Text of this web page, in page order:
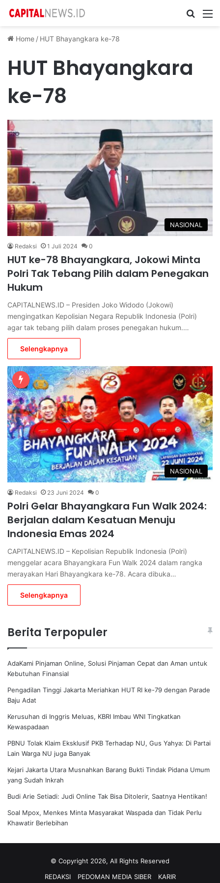
Cari ...
Home / HUT Bhayangkara ke-78
HUT Bhayangkara
ke-78
NASIONAL
Redaksi 1 Juli 2024 0
HUT ke-78 Bhayangkara, Jokowi Minta
Polri Tak Tebang Pilih dalam Penegakan
Hukum
CAPITALNEWS.ID – Presiden Joko Widodo (Jokowi)
mengingatkan Kepolisian Negara Republik Indonesia (Polri)
agar tak tebang pilih dalam proses penegakan hukum.…
Selengkapnya
NASIONAL
Redaksi 23 Juni 2024 0
Polri Gelar Bhayangkara Fun Walk 2024:
Berjalan dalam Kesatuan Menuju
Indonesia Emas 2024
CAPITALNEWS.ID – Kepolisian Republik Indonesia (Polri)
menggelar acara Bhayangkara Fun Walk 2024 dalam rangka
merayakan Hari Bhayangkara ke-78. Acara dibuka…
Selengkapnya
Berita Terpopuler
AdaKami Pinjaman Online, Solusi Pinjaman Cepat dan Aman untuk
Kebutuhan Finansial
Pengadilan Tinggi Jakarta Meriahkan HUT RI ke-79 dengan Parade
Baju Adat
Kerusuhan di Inggris Meluas, KBRI Imbau WNI Tingkatkan
Kewaspadaan
PBNU Tolak Klaim Eksklusif PKB Terhadap NU, Gus Yahya: Di Partai
Lain Warga NU juga Banyak
Kejari Jakarta Utara Musnahkan Barang Bukti Tindak Pidana Umum
yang Sudah Inkrah
Budi Arie Setiadi: Judi Online Tak Bisa Ditolerir, Saatnya Hentikan!
Soal Mpox, Menkes Minta Masyarakat Waspada dan Tidak Perlu
Khawatir Berlebihan
© Copyright 2026, All Rights Reserved
REDAKSI
PEDOMAN MEDIA SIBER KARIR